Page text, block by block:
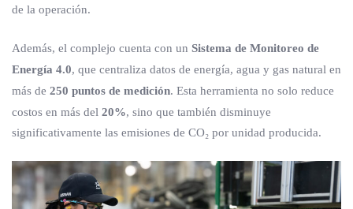
de la operación.
Además, el complejo cuenta con un Sistema de Monitoreo de
Energía 4.0, que centraliza datos de energía, agua y gas natural en
más de 250 puntos de medición. Esta herramienta no solo reduce
costos en más del 20%, sino que también disminuye
significativamente las emisiones de CO₂ por unidad producida.